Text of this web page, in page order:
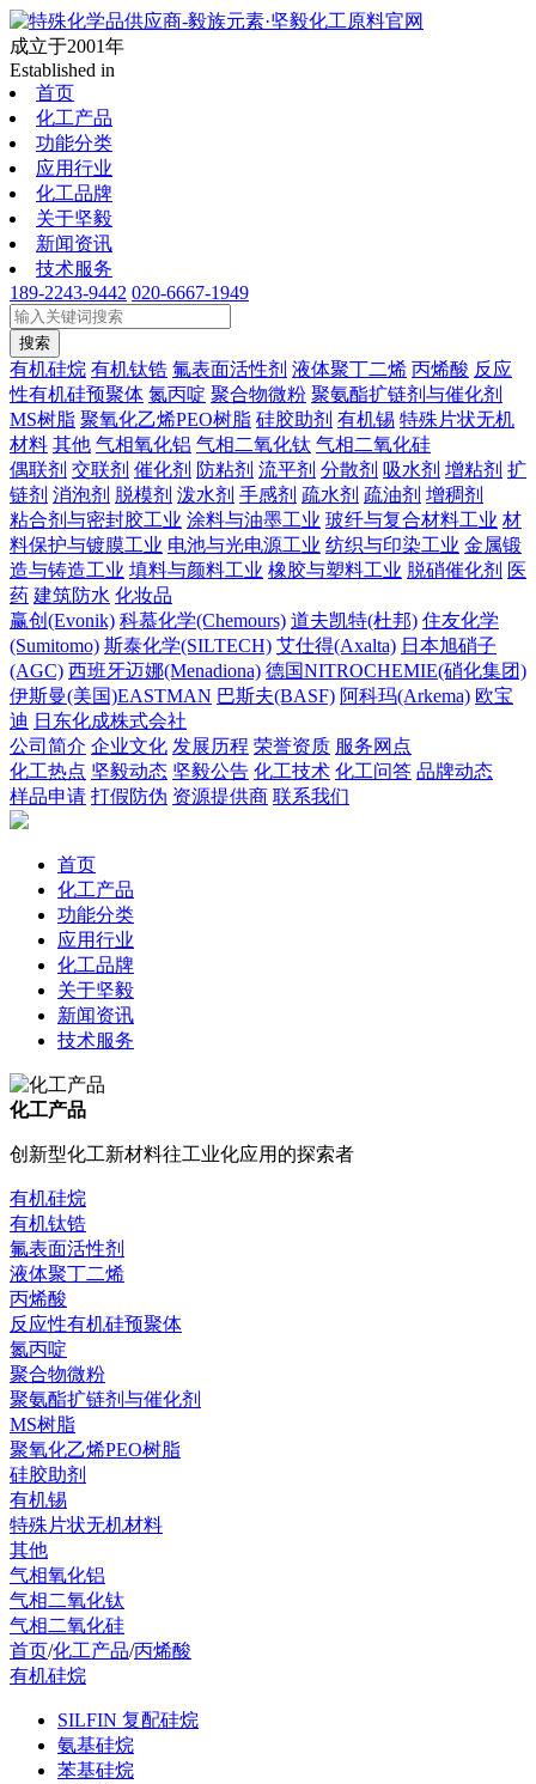
成立于2001年
Established in
首页
化工产品
功能分类
应用行业
化工品牌
关于坚毅
新闻资讯
技术服务
189-2243-9442 020-6667-1949
搜索
有机硅烷 有机钛锆 氟表面活性剂 液体聚丁二烯 丙烯酸 反应
性有机硅预聚体 氮丙啶 聚合物微粉 聚氨酯扩链剂与催化剂
MS树脂 聚氧化乙烯PEO树脂 硅胶助剂 有机锡 特殊片状无机
材料 其他 气相氧化铝 气相二氧化钛 气相二氧化硅
偶联剂 交联剂 催化剂 防粘剂 流平剂 分散剂 吸水剂 增粘剂 扩
链剂 消泡剂 脱模剂 泼水剂 手感剂 疏水剂 疏油剂 增稠剂
粘合剂与密封胶工业 涂料与油墨工业 玻纤与复合材料工业 材
料保护与镀膜工业 电池与光电源工业 纺织与印染工业 金属锻
造与铸造工业 填料与颜料工业 橡胶与塑料工业 脱硝催化剂 医
药 建筑防水 化妆品
赢创(Evonik) 科慕化学(Chemours) 道夫凯特(杜邦) 住友化学
(Sumitomo) 斯泰化学(SILTECH) 艾仕得(Axalta) 日本旭硝子
(AGC) 西班牙迈娜(Menadiona) 德国NITROCHEMIE(硝化集团)
伊斯曼(美国)EASTMAN 巴斯夫(BASF) 阿科玛(Arkema) 欧宝
迪 日东化成株式会社
公司简介 企业文化 发展历程 荣誉资质 服务网点
化工热点 坚毅动态 坚毅公告 化工技术 化工问答 品牌动态
样品申请 打假防伪 资源提供商 联系我们
首页
化工产品
功能分类
应用行业
化工品牌
关于坚毅
新闻资讯
技术服务
化工产品
创新型化工新材料往工业化应用的探索者
有机硅烷
有机钛锆
氟表面活性剂
液体聚丁二烯
丙烯酸
反应性有机硅预聚体
氮丙啶
聚合物微粉
聚氨酯扩链剂与催化剂
MS树脂
聚氧化乙烯PEO树脂
硅胶助剂
有机锡
特殊片状无机材料
其他
气相氧化铝
气相二氧化钛
气相二氧化硅
首页/化工产品/丙烯酸
有机硅烷
SILFIN 复配硅烷
氨基硅烷
苯基硅烷